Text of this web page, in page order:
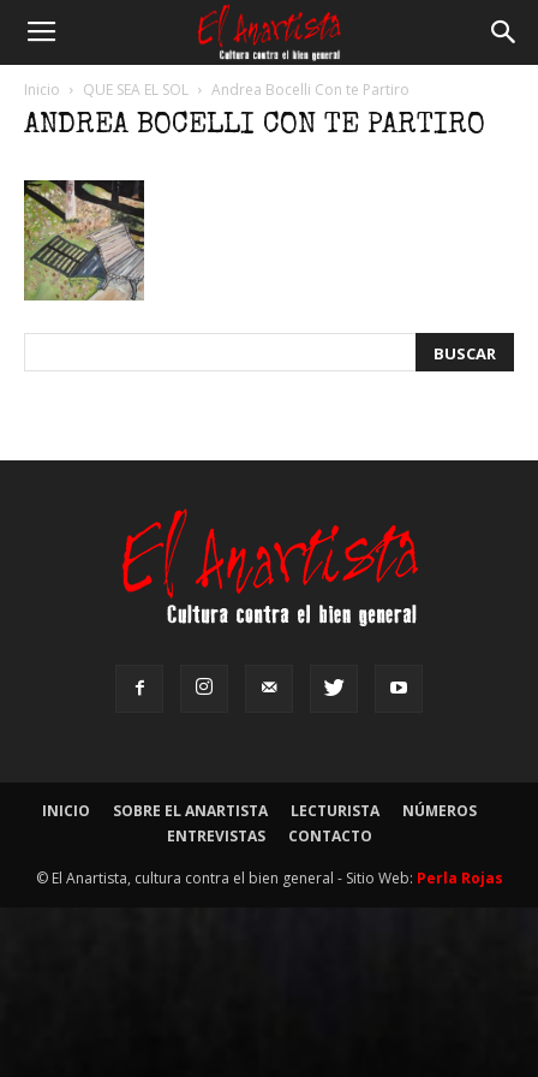
Inicio QUE SEA EL SOL Andrea Bocelli Con te Partiro
ANDREA BOCELLI CON TE PARTIRO
INICIO SOBRE EL ANARTISTA LECTURISTA
NÚMEROS
ENTREVISTAS
CONTACTO
© El Anartista, cultura contra el bien general - Sitio Web: Perla Rojas